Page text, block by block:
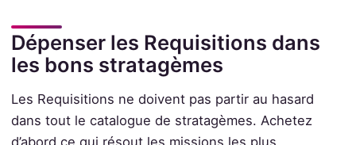
Dépenser les Requisitions dans
les bons stratagèmes
Les Requisitions ne doivent pas partir au hasard
dans tout le catalogue de stratagèmes. Achetez